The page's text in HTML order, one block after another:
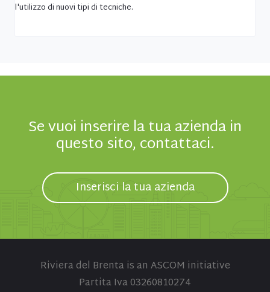
l'utilizzo di nuovi tipi di tecniche.
Se vuoi inserire la tua azienda in
questo sito, contattaci.
Inserisci la tua azienda
Riviera del Brenta is an ASCOM initiative
Partita Iva 03260810274